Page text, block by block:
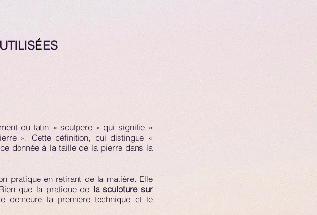
ÉES
du latin « sculpere » qui signifie «
». Cette définition, qui distingue «
donnée à la taille de la pierre dans la
pratique en retirant de la matière. Elle
que la pratique de la sculpture sur
demeure la première technique et le